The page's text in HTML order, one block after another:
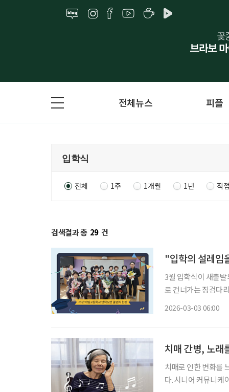
전체뉴스 피플
전체 1주 1개월 1년 직
검색결과 총 29 건
"입학의 설레임
3월 입학식이 새출발
로 건너가는 징검다
2026-03-03 06:00
치매 간병, 노래
치매로 인한 변화를
다. 시니어 커뮤니케